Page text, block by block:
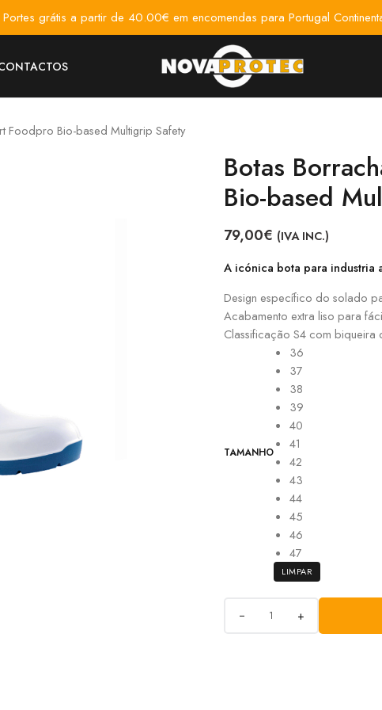
Foodpro Bio-based Multigrip Safety
Botas
Bio-based
79,00€ (IVA INC.)
A icónica bota para industria
Design específico do solado
Acabamento extra liso para
Classificação S4 com
TAMANHO
36
37
38
39
40
41
42
43
44
45
46
47
LIMPAR
+
Portes grátis a partir de 40.00€ em encomendas para Portugal